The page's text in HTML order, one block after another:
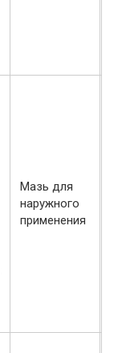
Мазь для
наружного
применения